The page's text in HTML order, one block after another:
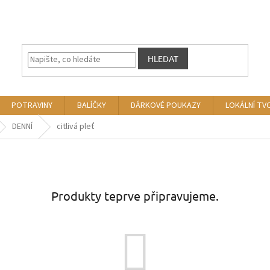
HLEDAT
POTRAVINY BALÍČKY DÁRKOVÉ POUKAZY LOKÁLNÍ
DENNÍ citlivá pleť
Produkty teprve připravujeme.